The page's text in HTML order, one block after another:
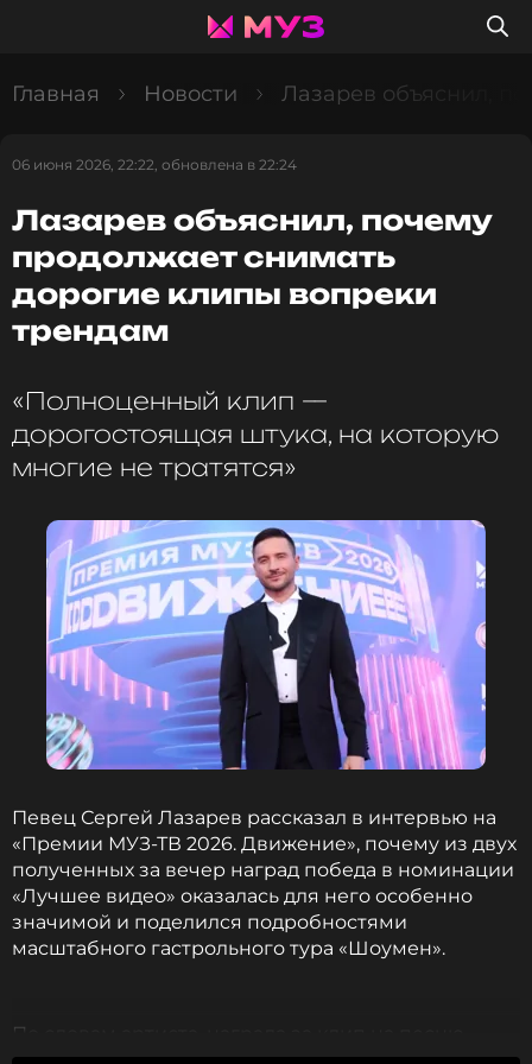
Главная Новости Лазарев объяснил,
06 июня 2026, 22:22, обновлена в 22:24
Лазарев объяснил, почему
продолжает снимать
дорогие клипы вопреки
трендам
«Полноценный клип —
дорогостоящая штука, на которую
многие не тратятся»
Певец Сергей Лазарев рассказал в интервью на
«Премии МУЗ-ТВ 2026. Движение», почему из двух
полученных за вечер наград победа в номинации
«Лучшее видео» оказалась для него особенно
значимой и поделился подробностями
масштабного гастрольного тура «Шоумен».
По словам артиста, награда за клип на песню